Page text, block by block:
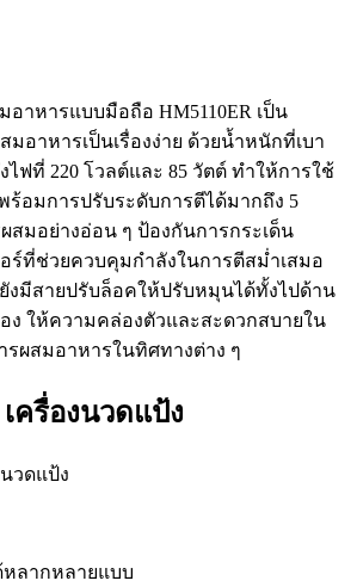
อาหารแบบมือถือ HM5110ER เป็น
อาหารเป็นเรื่องง่าย ด้วยน้ำหนักที่เบา
ฟที่ 220 โวลต์และ 85 วัตต์ ทำให้การใช้
ร้อมการปรับระดับการตีได้มากถึง 5
สมอย่างอ่อน ๆ ป้องกันการกระเด็น
ร์ที่ช่วยควบคุมกำลังในการตีสม่ำเสมอ
งมีสายปรับล็อคให้ปรับหมุนได้ทั้งไปด้าน
ง ให้ความคล่องตัวและสะดวกสบายใน
รผสมอาหารในทิศทางต่าง ๆ
ครื่องนวดแป้ง
ลากหลายแบบ